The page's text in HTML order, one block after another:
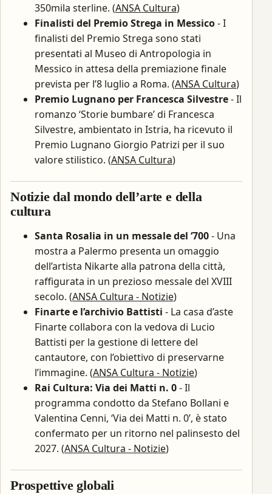
350mila sterline. (ANSA Cultura)
Finalisti del Premio Strega in Messico- I
finalisti del Premio Strega sono stati
presentati al Museo di Antropologia in
Messico in attesa della premiazione finale
prevista per l’8 luglio a Roma. (ANSA Cultura)
Premio Lugnano per Francesca Silvestre- Il
romanzo ‘Storie bumbare’ di Francesca
Silvestre, ambientato in Istria, ha ricevuto il
Premio Lugnano Giorgio Patrizi per il suo
valore stilistico. (ANSA Cultura)
Notizie dal mondo dell’arte e della
cultura
Santa Rosalia in un messale del ‘700- Una
mostra a Palermo presenta un omaggio
dell’artista Nikarte alla patrona della città,
raffigurata in un prezioso messale del XVIII
secolo. (ANSA Cultura - Notizie)
Finarte e l’archivio Battisti - La casa d’aste
Finarte collabora con la vedova di Lucio
Battisti per la gestione di lettere del
cantautore, con l’obiettivo di preservarne
l’immagine. (ANSA Cultura - Notizie)
Rai Cultura: Via dei Matti n. 0- Il
programma condotto da Stefano Bollani e
Valentina Cenni, ‘Via dei Matti n. 0’, è stato
confermato per un ritorno nel palinsesto del
2027. (ANSA Cultura - Notizie)
Prospettive globali